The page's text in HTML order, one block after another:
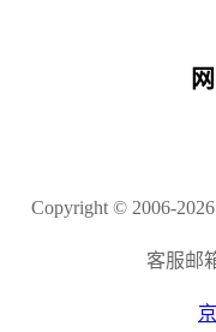
Copyright © 2006-
客服邮